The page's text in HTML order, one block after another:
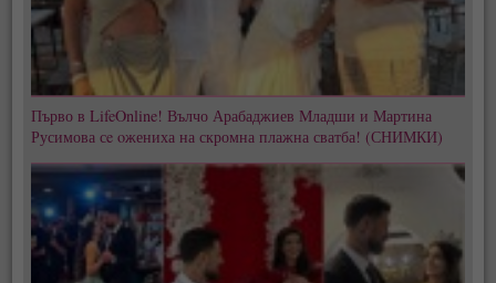
Първо в LifeOnline! Вълчо Арабаджиев Младши и Мартина
Русимова сe oжениха на скромна плажна сватба! (СНИМКИ)